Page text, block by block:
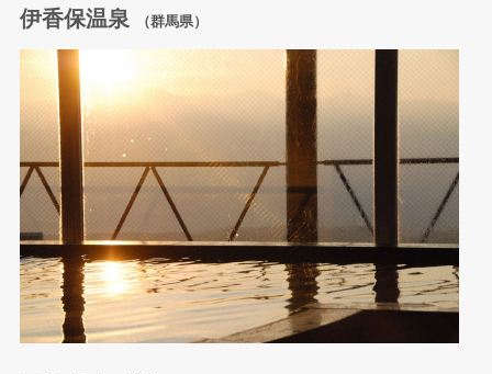
伊香保温泉 （群馬県）